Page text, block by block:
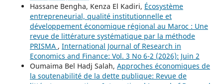
Hassane Bengha, Kenza El Kadiri, Écosystème
entrepreneurial, qualité institutionnelle et
développement économique régional au Maroc : Une
revue de littérature systématique par la méthode
PRISMA , International Journal of Research in
Economics and Finance: Vol. 3 No 6-2 (2026): Juin 2
Oumaima Bel Hadj Salah, Approches économiques de
la soutenabilité de la dette publique: Revue de